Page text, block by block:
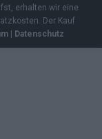
erhalten wir eine
Der Kauf
Datenschutz